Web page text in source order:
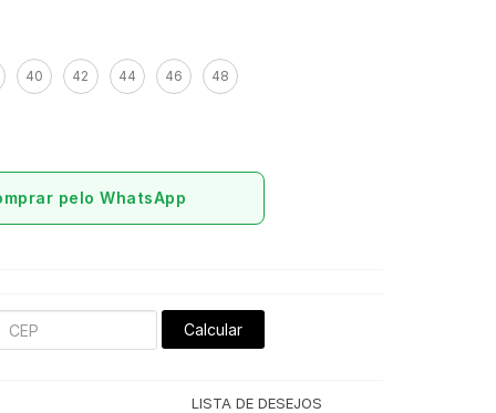
40 42 44 46 48
pelo WhatsApp
Calcular
LISTA DE DESEJOS